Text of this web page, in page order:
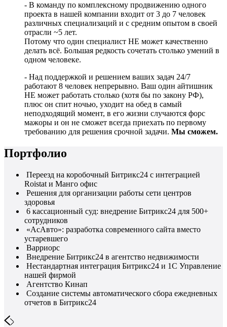
- В команду по комплексному продвижению одного
проекта в нашей компании входит от 3 до 7 человек
различных специализаций и с средним опытом в своей
отрасли ~5 лет.
Потому что один специалист НЕ может качественно
делать всё. Большая редкость сочетать столько умений в
одном человеке.
- Над поддержкой и решением ваших задач 24/7
работают 8 человек непрерывно. Ваш один айтишник
НЕ может работать столько (хотя бы по закону РФ),
плюс он спит ночью, уходит на обед в самый
неподходящий момент, в его жизни случаются форс
мажоры и он не сможет всегда приехать по первому
требованию для решения срочной задачи. Мы сможем.
Портфолио
Переезд на коробочный Битрикс24 с интеграцией
Roistat и Манго офис
Решения для организации работы сети центров
здоровья
6 кассационный суд: внедрение Битрикс24 для 500+
сотрудников
«АсАвто»: разработка современного сайта вместо
устаревшего
Варриорс
Внедрение Битрикс24 в агентство недвижимости
Нестандартная интеграция Битрикс24 и 1С Управление
нашей фирмой
Агентство Кинап
Создание системы автоматического сбора ежедневных
отчетов в Битрикс24